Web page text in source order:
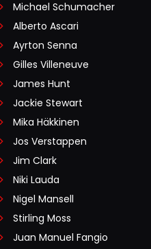
Michael Schumacher
Alberto Ascari
Ayrton Senna
Gilles Villeneuve
James Hunt
Jackie Stewart
Mika Häkkinen
Jos Verstappen
Jim Clark
Niki Lauda
Nigel Mansell
Stirling Moss
Juan Manuel Fangio